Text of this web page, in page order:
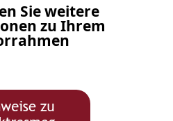
Sie weitere
zu Ihrem